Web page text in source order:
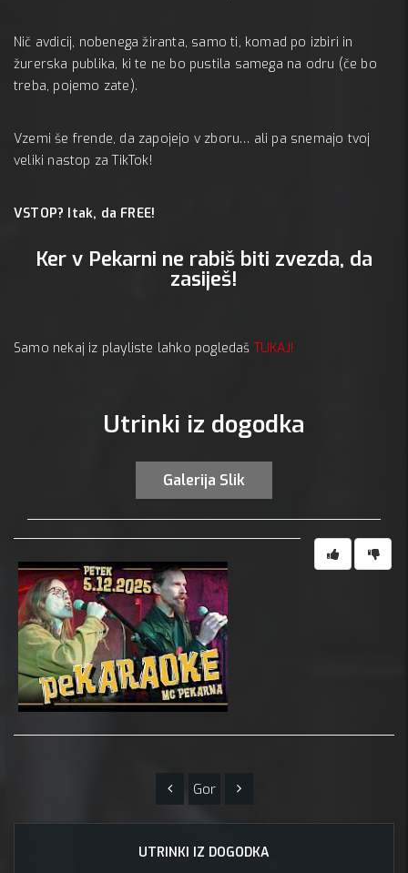
Nič avdicij, nobenega žiranta, samo ti, komad po izbiri in
žurerska publika, ki te ne bo pustila samega na odru (če bo
treba, pojemo zate).
Vzemi še frende, da zapojejo v zboru… ali pa snemajo tvoj
veliki nastop za TikTok!
VSTOP? Itak, da FREE!
Ker v Pekarni ne rabiš biti zvezda, da
zasiješ!
Samo nekaj iz playliste lahko pogledašTUKAJ!
Utrinki iz dogodka
Galerija Slik
Gor
UTRINKI IZ DOGODKA